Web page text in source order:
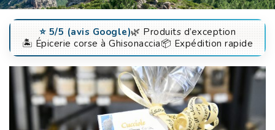
⭐️ 5/5 (avis Google)🌿 Produits d’exception
🏝️ Épicerie corse à Ghisonaccia📦 Expédition rapide